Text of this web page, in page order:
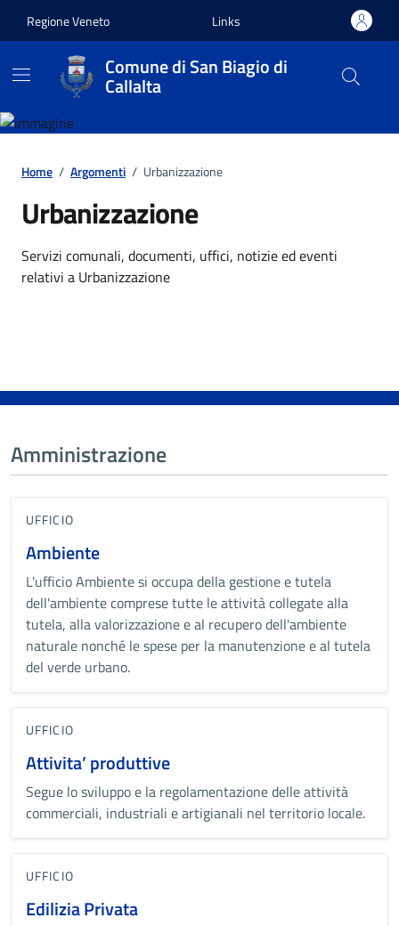
Regione Veneto Links
Comune di San Biagio di
Callalta
Home / Argomenti / Urbanizzazione
Urbanizzazione
Dettagli dell'argomento
Servizi comunali, documenti, uffici, notizie ed eventi
relativi a Urbanizzazione
Amministrazione
UFFICIO
Ambiente
L'ufficio Ambiente si occupa della gestione e tutela
dell'ambiente comprese tutte le attività collegate alla
tutela, alla valorizzazione e al recupero dell'ambiente
naturale nonché le spese per la manutenzione eal tutela
del verde urbano.
UFFICIO
Attivita’ produttive
Segue lo sviluppo e la regolamentazione delle attività
commerciali, industriali e artigianali nel territorio locale.
UFFICIO
Edilizia Privata